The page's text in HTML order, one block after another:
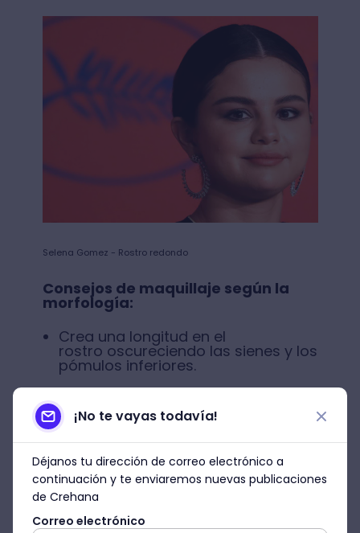
Selena Gomez - Rostro redondo
Consejos de maquillaje según la
morfología:
Crea una longitud en el
rostro oscureciendo las sienes y los
pómulos inferiores.
Dale sombra a la nariz.
Aplica un tono claro por encima del
pómulo.
Morfología de rostro cuadrado
Este tipo de rostro suele tener la zona
¡No te vayas todavía!
Déjanos tu dirección de correo electrónico a
continuación y te enviaremos nuevas publicaciones
de Crehana
Correo electrónico